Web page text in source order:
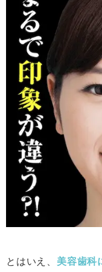
とはいえ、 美容歯科